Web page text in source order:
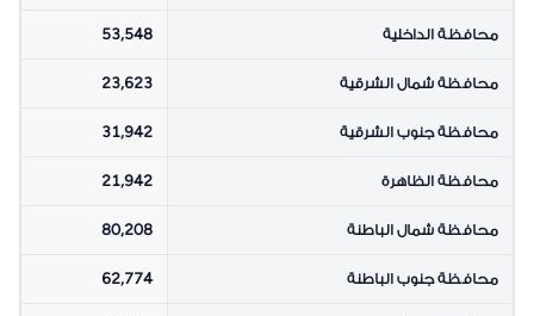
محافظة الداخلية 53,548
محافظة شمال الشرقية 23,623
محافظة جنوب الشرقية 31,942
محافظة الظاهرة 21,942
محافظة شمال الباطنة 80,208
محافظة جنوب الباطنة 62,774